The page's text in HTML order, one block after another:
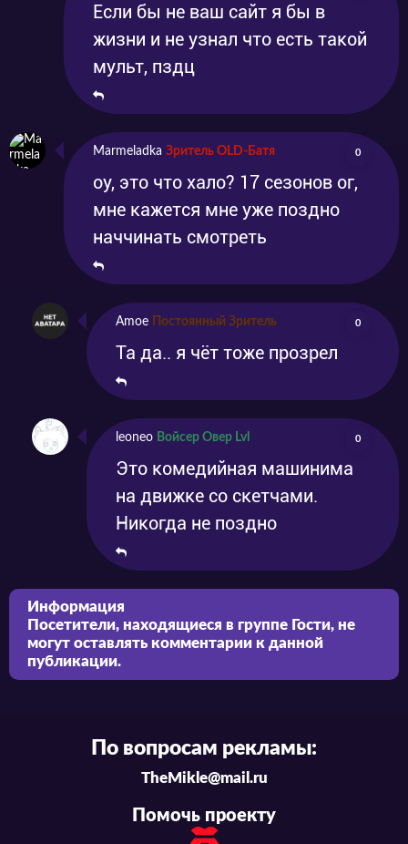
Если бы не ваш сайт я бы в
жизни и не узнал что есть такой
мульт, пздц
Marmeladka Зритель OLD-Батя 0
оу, это что хало? 17 сезонов ог,
мне кажется мне уже поздно
наччинать смотреть
Amoe Постоянный Зритель 0
Та да.. я чёт тоже прозрел
leoneo Войсер Овер Lvl 0
Это комедийная машинима
на движке со скетчами.
Никогда не поздно
Информация
Посетители, находящиеся в группе Гости, не
могут оставлять комментарии к данной
публикации.
По вопросам рекламы:
TheMikle@mail.ru
Помочь проекту